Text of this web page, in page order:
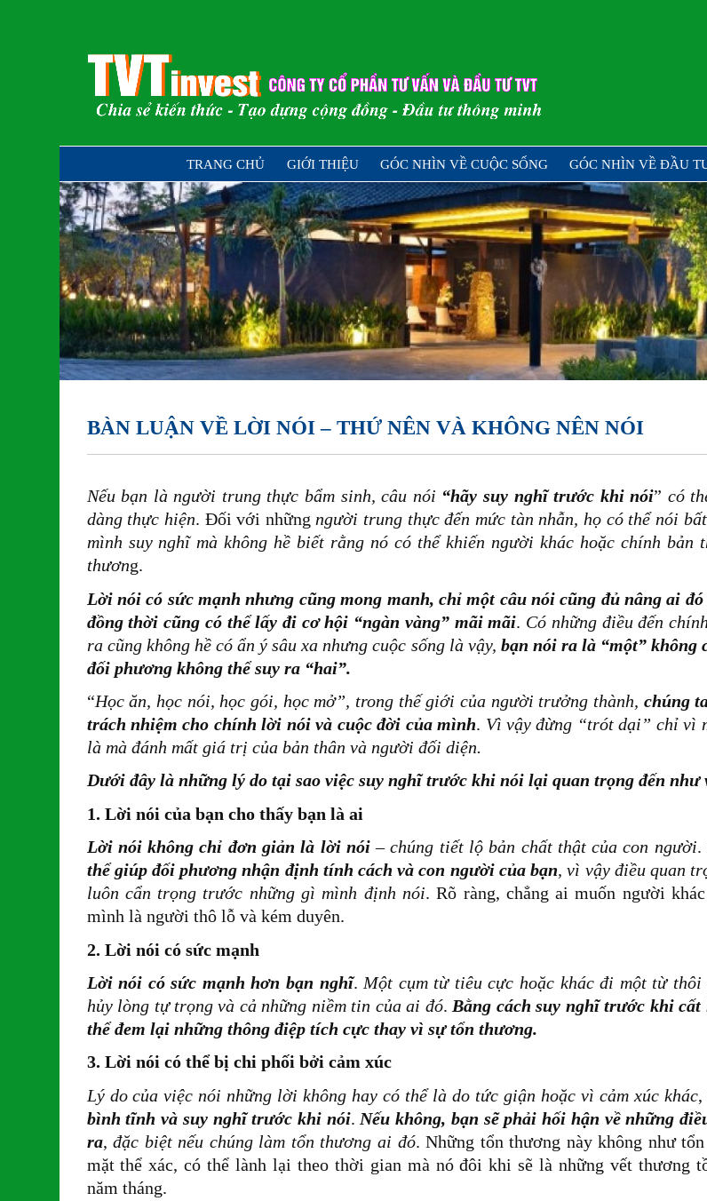
CÔNG
TRANG CHỦ GIỚI THIỆU GÓC NHÌN VỀ CUỘC SỐNG GÓC NHÌN VỀ ĐẦU
BÀN LUẬN VỀ LỜI NÓI – THỨ NÊN VÀ KHÔNG NÊN NÓI
Nếu bạn là người trung thực bẩm sinh, câu nói “hãy suy nghĩ trước khi nói” có
dàng thực hiện. Đối với những người trung thực đến mức tàn nhẫn, họ có thể nói
mình suy nghĩ mà không hề biết rằng nó có thể khiến người khác hoặc chính bản
thương.
Lời nói có sức mạnh nhưng cũng mong manh, chỉ một câu nói cũng đủ nâng ai
đồng thời cũng có thể lấy đi cơ hội “ngàn vàng” mãi mãi. Có những điều đến
ra cũng không hề có ẩn ý sâu xa nhưng cuộc sống là vậy, bạn nói ra là “một” không
đối phương không thể suy ra “hai”.
“Học ăn, học nói, học gói, học mở”, trong thế giới của người trưởng thành, chúng
trách nhiệm cho chính lời nói và cuộc đời của mình. Vì vậy đừng “trót dại” chỉ vì
là mà đánh mất giá trị của bản thân và người đối diện.
Dưới đây là những lý do tại sao việc suy nghĩ trước khi nói lại quan trọng đến như
1. Lời nói của bạn cho thấy bạn là ai
Lời nói không chỉ đơn giản là lời nói–chúng tiết lộ bản chất thật của con người.
thể giúp đối phương nhận định tính cách và con người của bạn, vì vậy điều quan
luôn cẩn trọng trước những gì mình định nói. Rõ ràng, chẳng ai muốn người
mình là người thô lỗ và kém duyên.
2. Lời nói có sức mạnh
Lời nói có sức mạnh hơn bạn nghĩ. Một cụm từ tiêu cực hoặc khác đi một từ thôi
hủy lòng tự trọng và cả những niềm tin của ai đó. Bằng cách suy nghĩ trước khi cất
thể đem lại những thông điệp tích cực thay vì sự tổn thương.
3. Lời nói có thể bị chi phối bởi cảm xúc
Lý do của việc nói những lời không hay có thể là do tức giận hoặc vì cảm xúc khác,
bình tĩnh và suy nghĩ trước khi nói. Nếu không, bạn sẽ phải hối hận về những
ra,đặc biệt nếu chúng làm tổn thương ai đó. Những tổn thương này không như
mặt thể xác, có thể lành lại theo thời gian mà nó đôi khi sẽ là những vết thương
năm tháng.